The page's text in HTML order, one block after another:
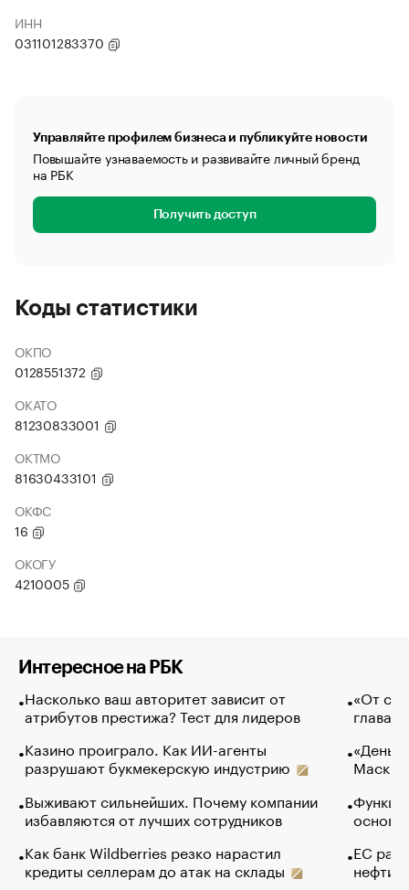
ИНН
031101283370
Управляйте профилем бизнеса и публикуйте новости
Повышайте узнаваемость и развивайте личный бренд
на РБК
Получить доступ
Коды статистики
ОКПО
0128551372
ОКАТО
81230833001
ОКТМО
81630433101
ОКФС
16
ОКОГУ
4210005
Интересное на РБК
Насколько ваш авторитет зависит от
атрибутов престижа? Тест для лидеров
Казино проиграло. Как ИИ-агенты
разрушают букмекерскую индустрию
Выживают сильнейших. Почему компании
избавляются от лучших сотрудников
Как банк Wildberries резко нарастил
кредиты селлерам до атак на склады
«От
глава
Маск в
основ
ЕС
нефти